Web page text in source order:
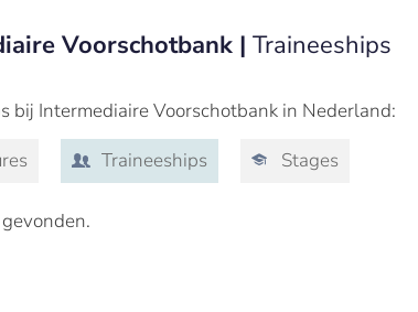
Voorschotbank | Traineeships
bij Intermediaire Voorschotbank in Nederland:
Traineeships Stages